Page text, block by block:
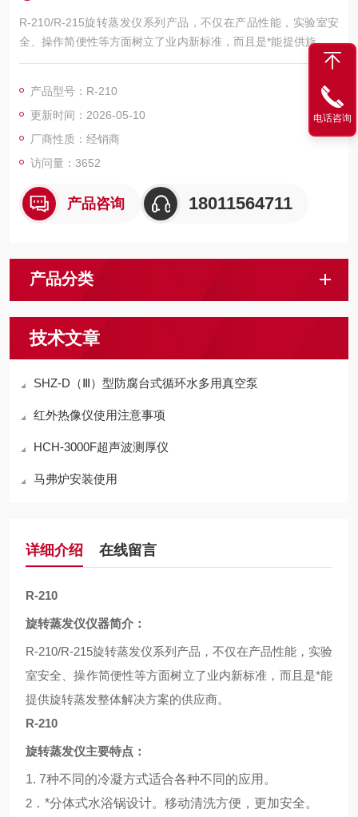
R-210/R-215旋转蒸发仪系列产品，不仅在产品性能，实验室安
全、操作简便性等方面树立了业内新标准，而且是*能提供旋转蒸
发整体解决方案的供应商。
产品型号：R-210
更新时间：2026-05-10
厂商性质：经销商
访问量：3652
产品咨询 18011564711
产品分类
技术文章
SHZ-D（Ⅲ）型防腐台式循环水多用真空泵
红外热像仪使用注意事项
HCH-3000F超声波测厚仪
马弗炉安装使用
详细介绍 在线留言
R-210
旋转蒸发仪仪器简介：
R-210/R-215旋转蒸发仪系列产品，不仅在产品性能，实验
室安全、操作简便性等方面树立了业内新标准，而且是*能
提供旋转蒸发整体解决方案的供应商。
R-210
旋转蒸发仪主要特点：
1. 7种不同的冷凝方式适合各种不同的应用。
2 ．*分体式水浴锅设计。移动清洗方便，更加安全。
电话咨询